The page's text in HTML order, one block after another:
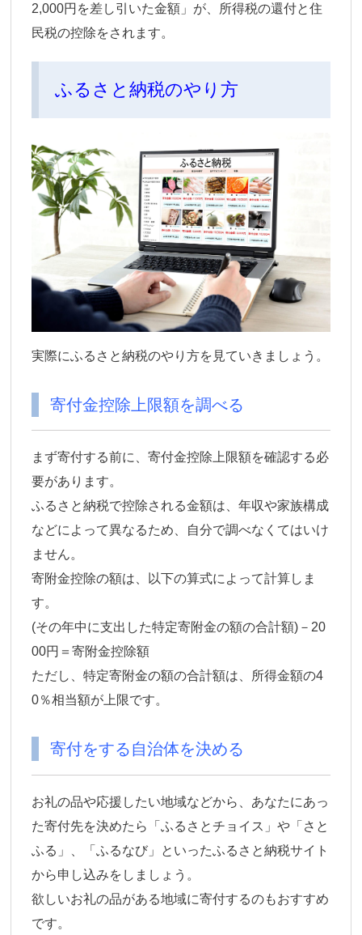
2,000円を差し引いた金額」が、所得税の還付と住
民税の控除をされます。
ふるさと納税のやり方
実際にふるさと納税のやり方を見ていきましょう。
寄付金控除上限額を調べる
まず寄付する前に、寄付金控除上限額を確認する必
要があります。
ふるさと納税で控除される金額は、年収や家族構成
などによって異なるため、自分で調べなくてはいけ
ません。
寄附金控除の額は、以下の算式によって計算しま
す。
(その年中に支出した特定寄附金の額の合計額)－20
00円＝寄附金控除額
ただし、特定寄附金の額の合計額は、所得金額の4
0％相当額が上限です。
寄付をする自治体を決める
お礼の品や応援したい地域などから、あなたにあっ
た寄付先を決めたら「ふるさとチョイス」や「さと
ふる」、「ふるなび」といったふるさと納税サイト
から申し込みをしましょう。
欲しいお礼の品がある地域に寄付するのもおすすめ
です。